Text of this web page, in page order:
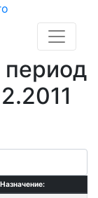
период
Назначение: